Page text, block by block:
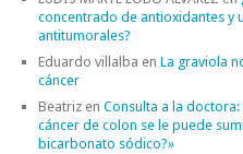
concentrado de antioxidantes y
antitumorales?
Eduardo villalba en La graviola
cáncer
Beatriz en Consulta a la
cáncer de colon se le puede
bicarbonato sódico?»